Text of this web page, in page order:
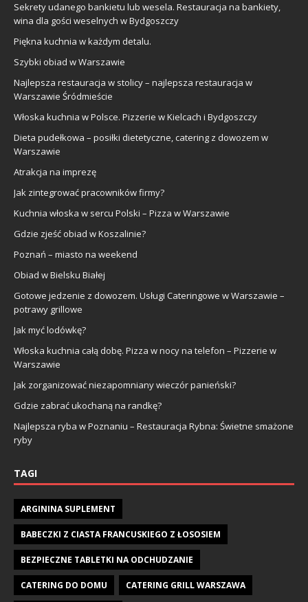
Sekrety udanego bankietu lub wesela. Restauracja na bankiety,
wina dla gości weselnych w Bydgoszczy
Piękna kuchnia w każdym detalu.
Szybki obiad w Warszawie
Najlepsza restauracja w stolicy – najlepsza restauracja w
Warszawie Śródmieście
Włoska kuchnia w Polsce. Pizzerie w Kielcach i Bydgoszczy
Dieta pudełkowa – posiłki dietetyczne, catering z dowozem w
Warszawie
Atrakcja na imprezę
Jak zintegrować pracowników firmy?
Kuchnia włoska w sercu Polski – Pizza w Warszawie
Gdzie zjeść obiad w Koszalinie?
Poznań – miasto na weekend
Obiad w Bielsku Białej
Gotowe jedzenie z dowozem. Usługi Cateringowe w Warszawie –
potrawy grillowe
Jak myć lodówkę?
Włoska kuchnia całą dobę. Pizza w nocy na telefon – Pizzerie w
Warszawie
Jak zorganizować niezapomniany wieczór panieński?
Gdzie zabrać ukochaną na randkę?
Najlepsza ryba w Poznaniu – Restauracja Rybna: Świetne smażone
ryby
TAGI
ARGININA SUPLEMENT
BABECZKI Z CIASTA FRANCUSKIEGO Z ŁOSOSIEM
BEZPIECZNE TABLETKI NA ODCHUDZANIE
CATERING DO DOMU CATERING GRILL WARSZAWA